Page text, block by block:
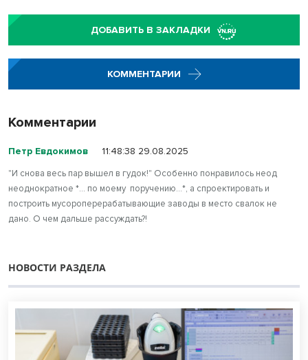
ДОБАВИТЬ В ЗАКЛАДКИ
КОММЕНТАРИИ
Комментарии
Петр Евдокимов 11:48:38 29.08.2025
"И снова весь пар вышел в гудок!" Особенно понравилось неод
неоднократное *... по моему поручению...*, а спроектировать и
построить мусороперерабатывающие заводы в место свалок не
дано. О чем дальше рассуждать?!
НОВОСТИ РАЗДЕЛА